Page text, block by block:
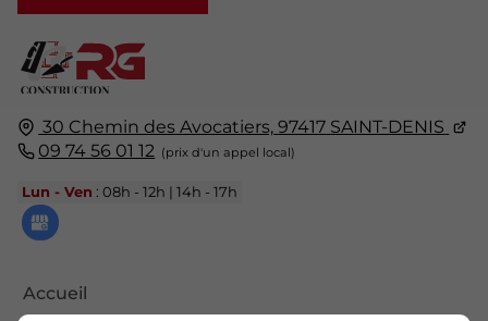
30 Chemin des Avocatiers, 97417 SAINT-DENIS
09 74 56 01 12
Lun - Ven : 08h - 12h | 14h - 17h
Accueil